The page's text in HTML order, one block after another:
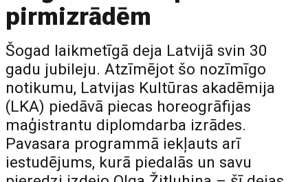
pirmizrādēm
Šogad laikmetīgā deja Latvijā svin 30
gadu jubileju. Atzīmējot šo nozīmīgo
notikumu, Latvijas Kultūras akadēmija
(LKA) piedāvā piecas horeogrāfijas
maģistrantu diplomdarba izrādes.
Pavasara programmā iekļauts arī
iestudējums, kurā piedalās un savu